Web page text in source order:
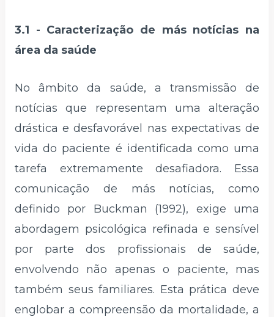
3.1 - Caracterização de más notícias na
área da saúde
No âmbito da saúde, a transmissão de
notícias que representam uma alteração
drástica e desfavorável nas expectativas de
vida do paciente é identificada como uma
tarefa extremamente desafiadora. Essa
comunicação de más notícias, como
definido por Buckman (1992), exige uma
abordagem psicológica refinada e sensível
por parte dos profissionais de saúde,
envolvendo não apenas o paciente, mas
também seus familiares. Esta prática deve
englobar a compreensão da mortalidade, a